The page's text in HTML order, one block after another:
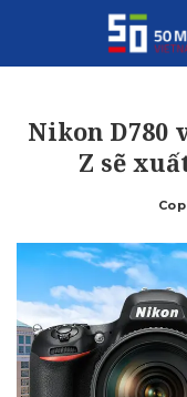
Nikon D780
Z sẽ